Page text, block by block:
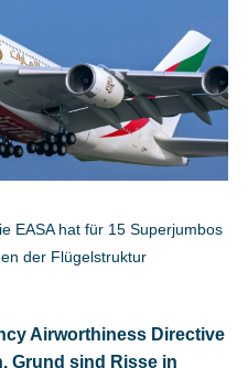
EASA hat für 15 Superjumbos
der Flügelstruktur
Airworthiness Directive
Grund sind Risse in